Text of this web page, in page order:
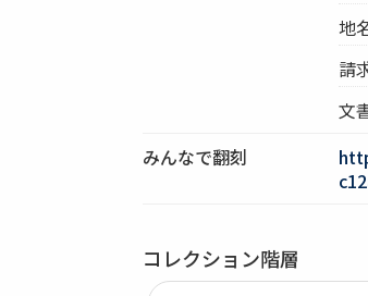
地
請
文
みんなで翻刻
コレクション階層